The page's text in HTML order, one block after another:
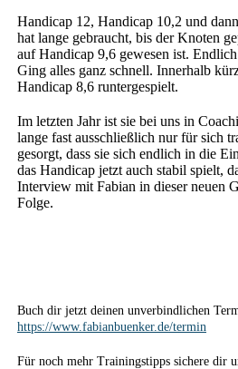
Handicap 12, Handicap 10,2 und
hat lange gebraucht, bis der Knoten
auf Handicap 9,6 gewesen ist.
Ging alles ganz schnell. Innerhalb
Handicap 8,6 runtergespielt.
Im letzten Jahr ist sie bei uns in
lange fast ausschließlich nur für sich
gesorgt, dass sie sich endlich in die
das Handicap jetzt auch stabil spielt,
Interview mit Fabian in dieser neuen
Folge.
Buch dir jetzt deinen unverbindlichen
https://www.fabianbuenker.de/termin
Für noch mehr Trainingstipps sichere dir